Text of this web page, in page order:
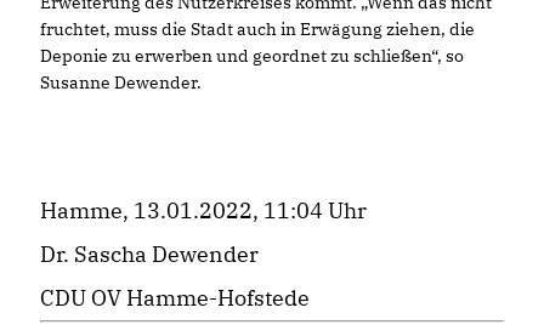
fruchtet, muss die Stadt auch in Erwägung ziehen, die
Deponie zu erwerben und geordnet zu schließen“, so
Susanne Dewender.
Hamme, 13.01.2022, 11:04 Uhr
Dr. Sascha Dewender
CDU OV Hamme-Hofstede